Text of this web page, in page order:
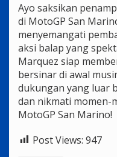
Ayo saksikan
di MotoGP San
menyemangati
aksi balap yang
Marquez siap
bersinar di awal
dukungan yang luar
dan nikmati momen-
MotoGP San Marino!
Post Views: 947